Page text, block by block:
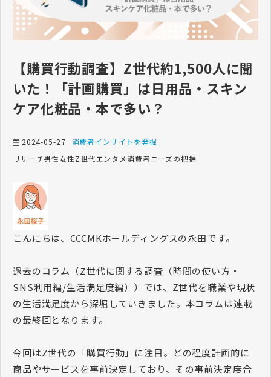
コラム
お役立ち資料
【購買行動調査】Z世代約1,500人に聞
いた！「計画購買」は日用品・スキン
ケア化粧品・本で多い？
2024-05-27
消費者インサイトを発掘
リサーチ男性女性Z世代エンタメ消費者ニーズの把握
​​​​​​​こんにちは、CCCMKホールディングスの永田です。
過去のコラム（Z世代に関する調査（時間の使い方・
SNS利用編/生活満足度編））では、Z世代を職業や現状
の生活満足度から深堀していきました。本コラムは連載
の最終回となります。
今回はZ世代の「購買行動」に注目。どの程度計画的に
商品やサービスを事前決定しており、その事前決定度合